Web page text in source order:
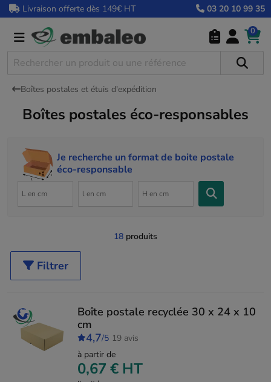
Livraison offerte dès 149€ HT 03 20 10 99 35
0
Boîtes postales et étuis d'expédition
Boîtes postales éco-responsables
Je recherche un format de boite postale
éco-responsable
18 produits
Filtrer
Boîte postale recyclée 30 x 24 x 10
cm
4,7/5 19 avis
à partir de
0,67 € HT